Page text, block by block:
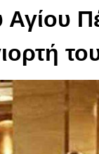
Αγίου